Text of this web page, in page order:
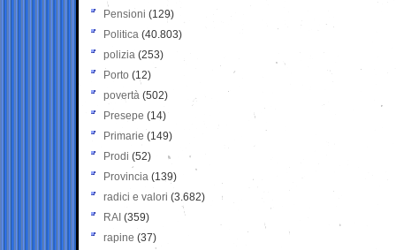
Pensioni (129)
Politica (40.803)
polizia (253)
Porto (12)
povertà (502)
Presepe (14)
Primarie (149)
Prodi (52)
Provincia (139)
radici e valori (3.682)
RAI (359)
rapine (37)